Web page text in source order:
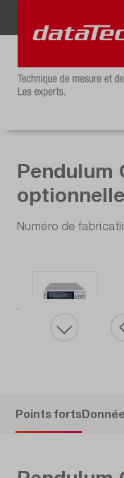
Pendulum
Numéro de
Points forts